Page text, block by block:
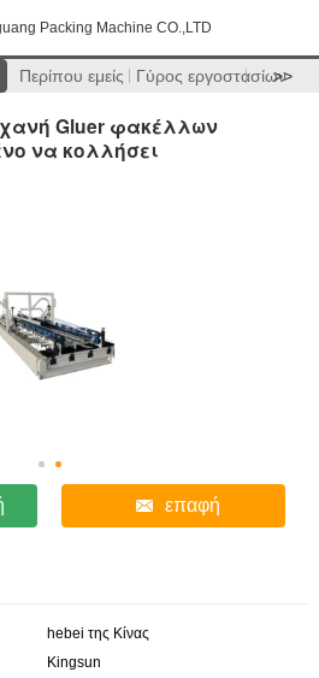
Packing Machine CO.,LTD
Περίπου εμείς Γύρος εργοστασίων
>>
Gluer φακέλλων
να κολλήσει
επαφή
hebei της Κίνας
Kingsun